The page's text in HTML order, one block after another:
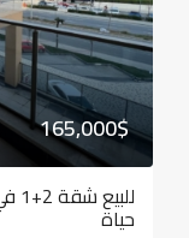
165,000$
حياة